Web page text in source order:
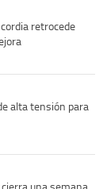
retrocede
alta tensión para